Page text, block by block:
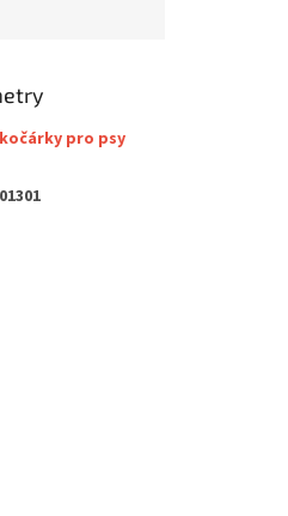
pro psy